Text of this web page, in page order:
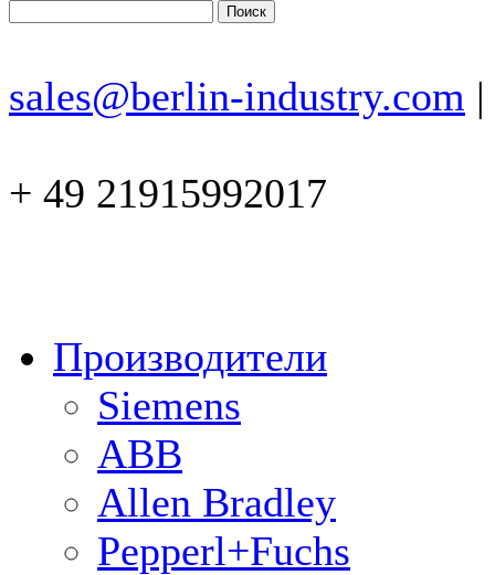
sales@berlin-industry.com |
+ 49 21915992017
Производители
Siemens
ABB
Allen Bradley
Pepperl+Fuchs